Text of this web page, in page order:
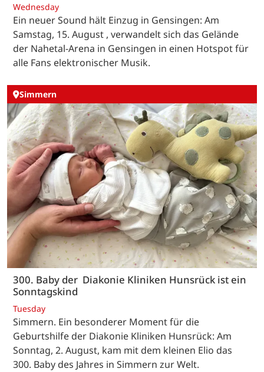
Wednesday
Ein neuer Sound hält Einzug in Gensingen: Am
Samstag, 15. August , verwandelt sich das Gelände
der Nahetal-Arena in Gensingen in einen Hotspot für
alle Fans elektronischer Musik.
Simmern
300. Baby der Diakonie Kliniken Hunsrück ist ein
Sonntagskind
Tuesday
Simmern. Ein besonderer Moment für die
Geburtshilfe der Diakonie Kliniken Hunsrück: Am
Sonntag, 2. August, kam mit dem kleinen Elio das
300. Baby des Jahres in Simmern zur Welt.